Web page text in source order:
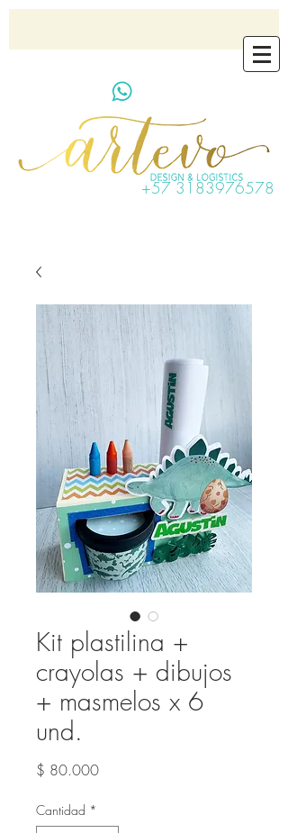
artevo.contact@gmail.com
+57 3183976578
Kit plastilina +
crayolas + dibujos
+ masmelos x 6
und.
$ 80.000Precio
Cantidad *